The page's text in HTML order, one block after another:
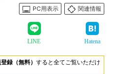
PC用表示
関連情報
LINE Hatena
録（無料） すると全てご覧いただけ